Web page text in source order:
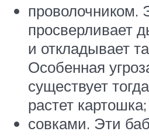
проволочником.
просверливает
и откладывает
Особенная
существует
растет картошка;
совками. Эти